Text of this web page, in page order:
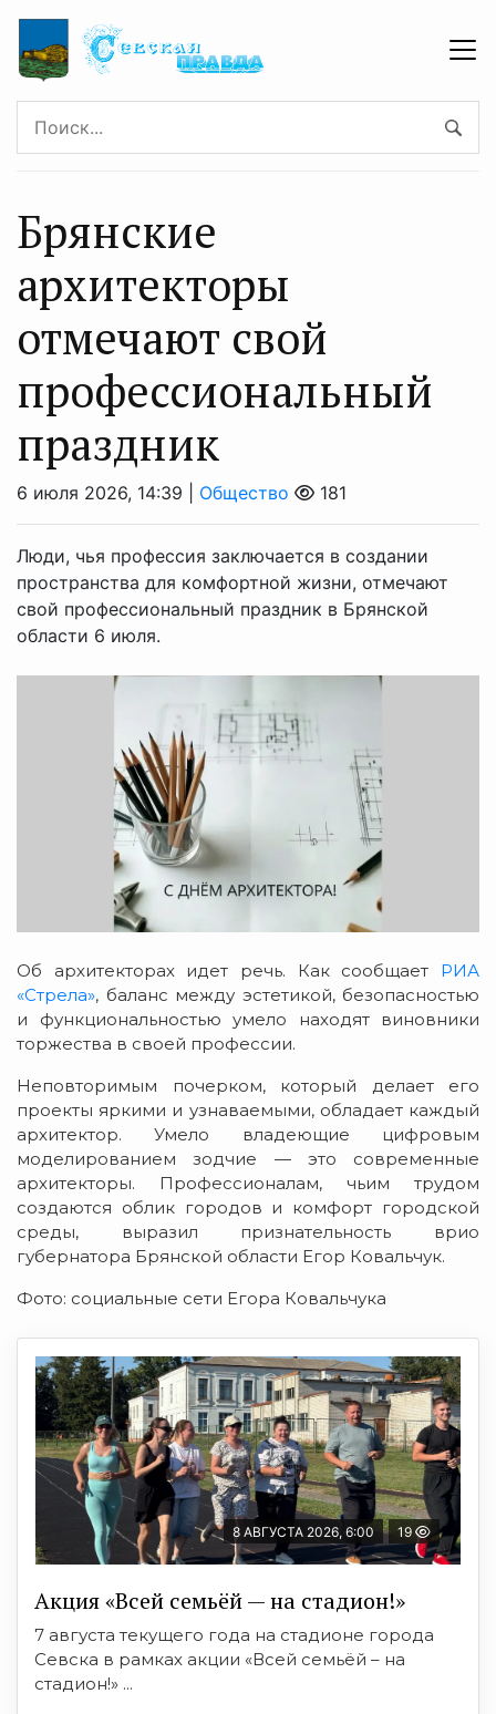
Брянские
архитекторы
отмечают свой
профессиональный
праздник
6 июля 2026, 14:39 | Общество 181
Люди, чья профессия заключается в создании
пространства для комфортной жизни, отмечают
свой профессиональный праздник в Брянской
области 6 июля.
Об архитекторах идет речь. Как сообщает РИА
«Стрела», баланс между эстетикой, безопасностью
и функциональностью умело находят виновники
торжества в своей профессии.
Неповторимым почерком, который делает его
проекты яркими и узнаваемыми, обладает каждый
архитектор. Умело владеющие цифровым
моделированием зодчие — это современные
архитекторы. Профессионалам, чьим трудом
создаются облик городов и комфорт городской
среды, выразил признательность врио
губернатора Брянской области Егор Ковальчук.
Фото: социальные сети Егора Ковальчука
8 АВГУСТА 2026, 6:00 19
Акция «Всей семьёй — на стадион!»
7 августа текущего года на стадионе города
Севска в рамках акции «Всей семьёй – на
стадион!» ...